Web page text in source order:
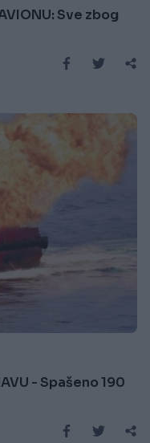
Sve zbog
- Spašeno 190